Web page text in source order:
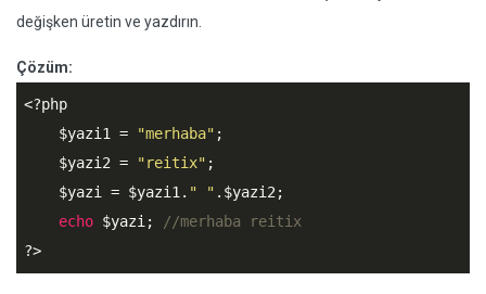
değişken üretin ve yazdırın.
Çözüm:
<?php
$yazi1
= "merhaba" ;
$yazi2 = "reitix" ;
$yazi
= $yazi1 . " " . $yazi2 ;
echo $yazi ;
//merhaba reitix
?>